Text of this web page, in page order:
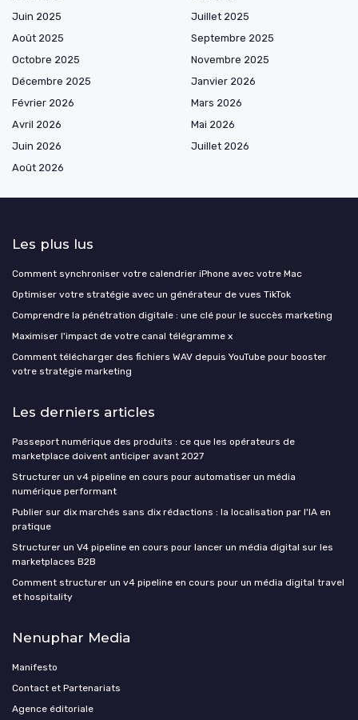
Juin 2025
Juillet 2025
Août 2025
Septembre 2025
Octobre 2025
Novembre 2025
Décembre 2025
Janvier 2026
Février 2026
Mars 2026
Avril 2026
Mai 2026
Juin 2026
Juillet 2026
Août 2026
Les plus lus
Comment synchroniser votre calendrier iPhone avec votre Mac
Optimiser votre stratégie avec un générateur de vues TikTok
Comprendre la pénétration digitale : une clé pour le succès marketing
Maximiser l'impact de votre canal télégramme x
Comment télécharger des fichiers WAV depuis YouTube pour booster
votre stratégie marketing
Les derniers articles
Passeport numérique des produits : ce que les opérateurs de
marketplace doivent anticiper avant 2027
Structurer un v4 pipeline en cours pour automatiser un média
numérique performant
Publier sur dix marchés sans dix rédactions : la localisation par l'IA en
pratique
Structurer un V4 pipeline en cours pour lancer un média digital sur les
marketplaces B2B
Comment structurer un v4 pipeline en cours pour un média digital travel
et hospitality
Nenuphar Media
Manifesto
Contact et Partenariats
Agence éditoriale